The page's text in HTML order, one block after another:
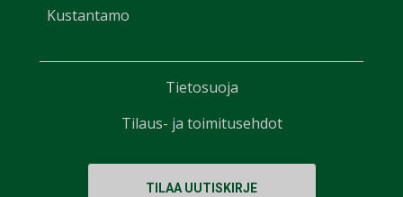
Kustantamo
TILAA UUTISKIRJE
Tietosuoja
Tilaus- ja toimitusehdot